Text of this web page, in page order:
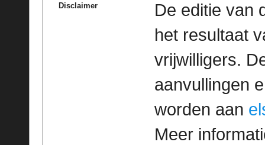
Disclaimer
De editie van
het resultaat
vrijwilligers.
aanvullingen
worden aan
Meer